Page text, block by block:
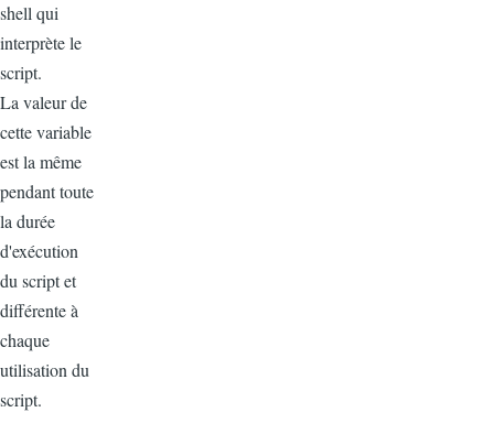
shell qui
interprète le
script.
La valeur de
cette variable
est la même
pendant toute
la durée
d'exécution
du script et
différente à
chaque
utilisation du
script.